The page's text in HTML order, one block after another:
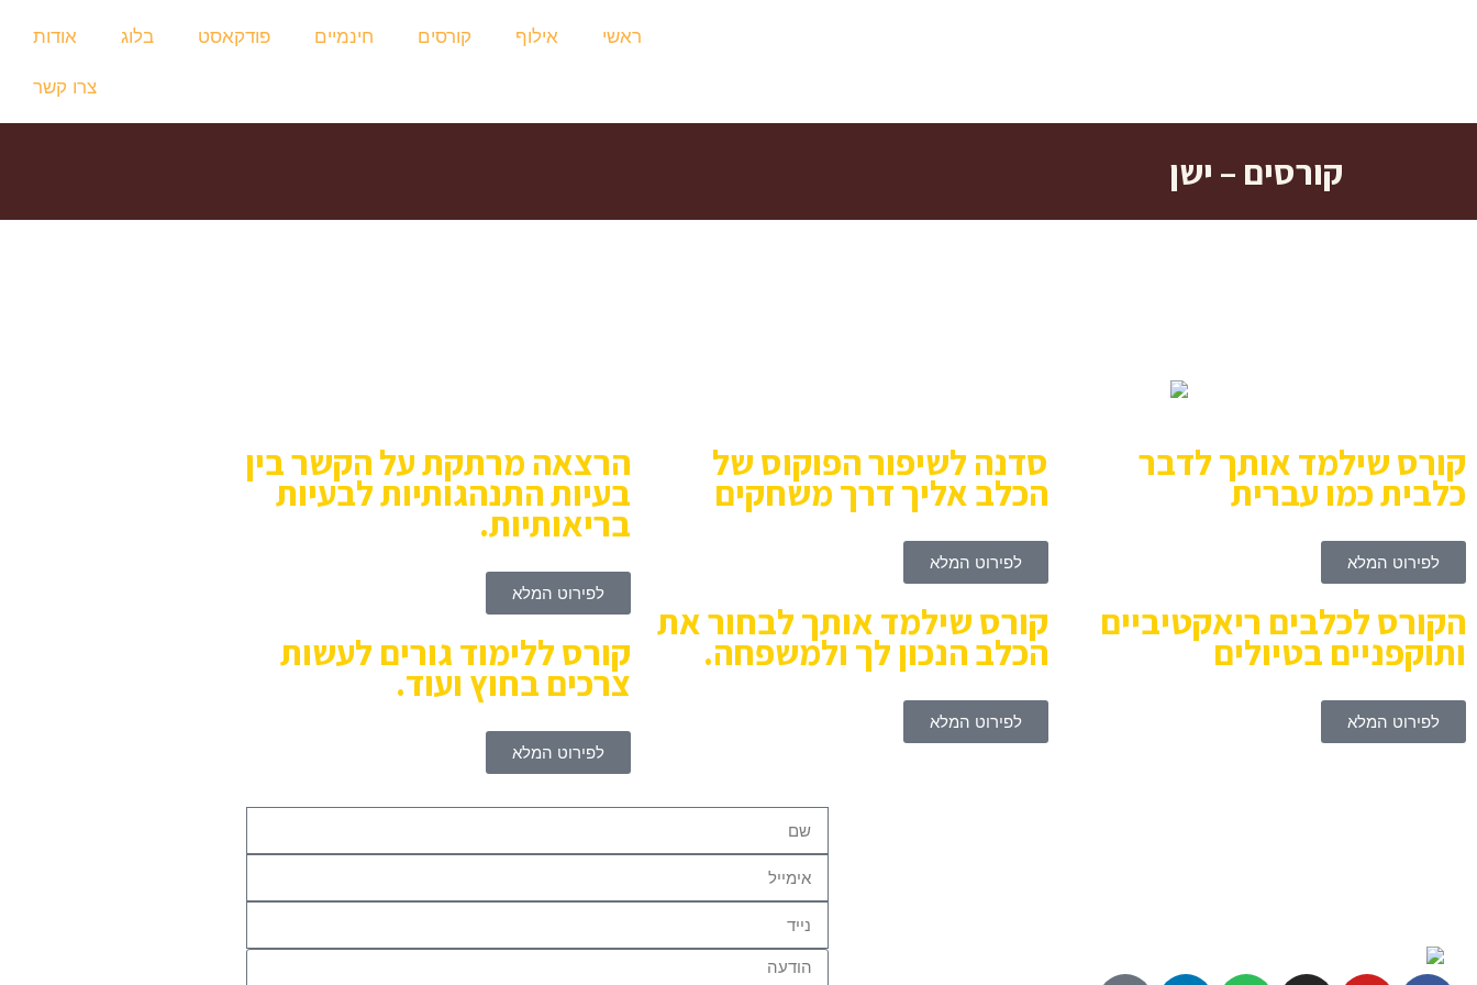
ראשי אילוף קורסים חינמיים פודקאסט בלוג אודות
צרו קשר
קורסים – ישן
קורס שילמד אותך לדבר
כלבית כמו עברית
לפירוט המלא
הקורס לכלבים ריאקטיביים
ותוקפניים בטיולים
לפירוט המלא
סדנה לשיפור הפוקוס של
הכלב אליך דרך משחקים
לפירוט המלא
קורס שילמד אותך לבחור את
הכלב הנכון לך ולמשפחה.
לפירוט המלא
הרצאה מרתקת על הקשר בין
בעיות התנהגותיות לבעיות
בריאותיות.
לפירוט המלא
קורס ללימוד גורים לעשות
צרכים בחוץ ועוד.
לפירוט המלא